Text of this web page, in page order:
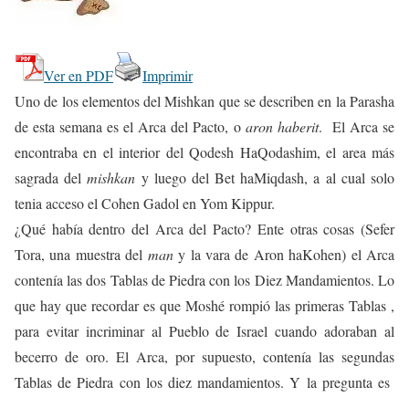
Ver en PDF
Imprimir
Uno de los elementos del Mishkan que se describen en la Parasha
de esta semana es el Arca del Pacto, o aron haberit. El Arca se
encontraba en el interior del Qodesh HaQodashim, el area más
sagrada delmishkan y luego del Bet haMiqdash, a al cual solo
tenia acceso el Cohen Gadol en Yom Kippur.
¿Qué había dentro del Arca del Pacto? Ente otras cosas (Sefer
Tora, una muestra del many la vara de Aron haKohen) el Arca
contenía las dos Tablas de Piedra con los Diez Mandamientos. Lo
que hay que recordar es que Moshé rompió las primeras Tablas ,
para evitar incriminar al Pueblo de Israel cuando adoraban al
becerro de oro. El Arca, por supuesto, contenía las segundas
Tablas de Piedra con los diez mandamientos. Y la pregunta es